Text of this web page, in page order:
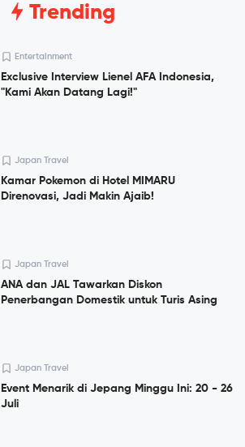
Trending
Entertainment
Exclusive Interview Lienel AFA Indonesia,
"Kami Akan Datang Lagi!"
Japan Travel
Kamar Pokemon di Hotel MIMARU
Direnovasi, Jadi Makin Ajaib!
Japan Travel
ANA dan JAL Tawarkan Diskon
Penerbangan Domestik untuk Turis Asing
Japan Travel
Event Menarik di Jepang Minggu Ini: 20 - 26
Juli